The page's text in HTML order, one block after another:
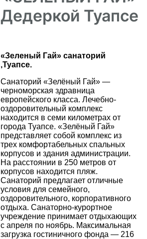
Дедеркой Туапсе
«Зеленый Гай» санаторий
,Туапсе.
Санаторий «Зелёный Гай» —
черноморская здравница
европейского класса. Лечебно-
оздоровительный комплекс
находится в семи километрах от
города Туапсе. «Зелёный Гай»
представляет собой комплекс из
трех комфортабельных спальных
корпусов и здания администрации.
На расстоянии в 250 метров от
корпусов находится пляж.
Санаторий предлагает отличные
условия для семейного,
оздоровительного, корпоративного
отдыха. Санаторно-курортное
учреждение принимает отдыхающих
с апреля по ноябрь. Максимальная
загрузка гостиничного фонда — 216